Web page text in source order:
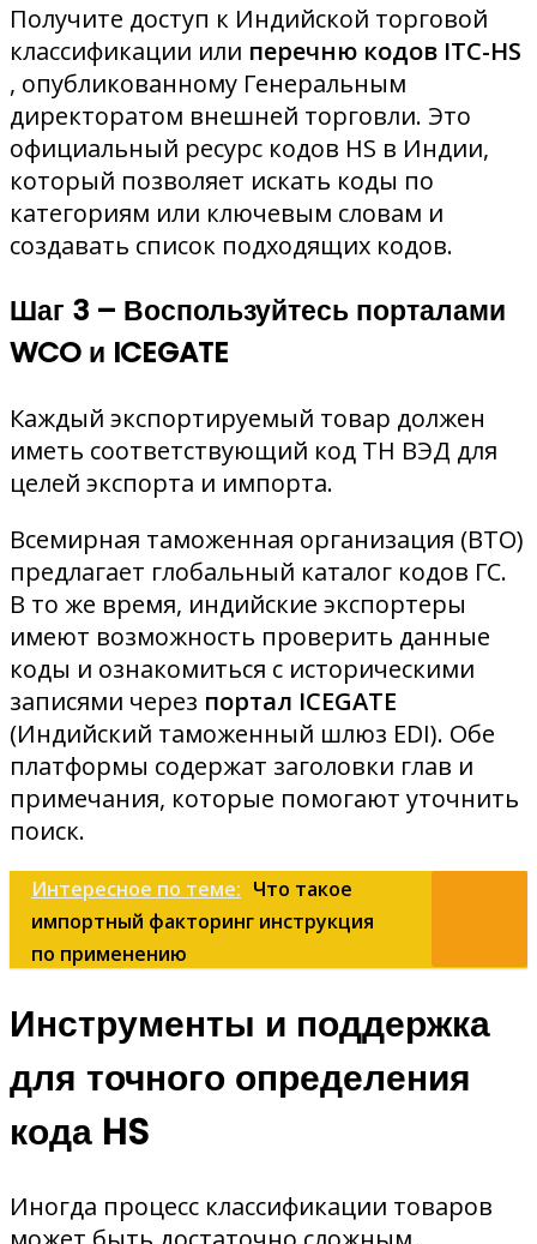
Получите доступ к Индийской торговой
классификации или перечню кодов ITC-HS
, опубликованному Генеральным
директоратом внешней торговли. Это
официальный ресурс кодов HS в Индии,
который позволяет искать коды по
категориям или ключевым словам и
создавать список подходящих кодов.
Шаг 3 – Воспользуйтесь порталами
WCO и ICEGATE
Каждый экспортируемый товар должен
иметь соответствующий код ТН ВЭД для
целей экспорта и импорта.
Всемирная таможенная организация (ВТО)
предлагает глобальный каталог кодов ГС.
В то же время, индийские экспортеры
имеют возможность проверить данные
коды и ознакомиться с историческими
записями через портал ICEGATE
(Индийский таможенный шлюз EDI). Обе
платформы содержат заголовки глав и
примечания, которые помогают уточнить
поиск.
Интересное по теме: Что такое
импортный факторинг инструкция
по применению
Инструменты и поддержка
для точного определения
кода HS
Иногда процесс классификации товаров